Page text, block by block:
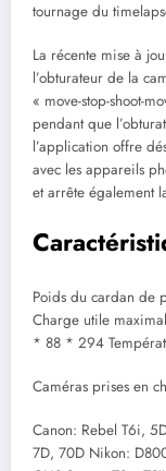
tournage du
La récente mise à
l’obturateur de la
« move-stop-shoot-
pendant que
l’application offre
avec les appareils
et arrête également
Poids du cardan de
Charge utile
* 88 * 294
Caméras prises en
Canon: Rebel T6i,
7D, 70D Nikon: